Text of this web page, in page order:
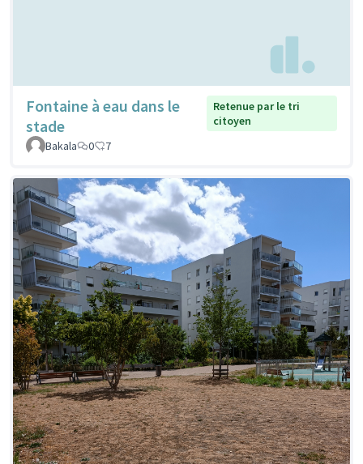
Fontaine à eau dans le
stade
Retenue par le tri
citoyen
Bakala
0 7